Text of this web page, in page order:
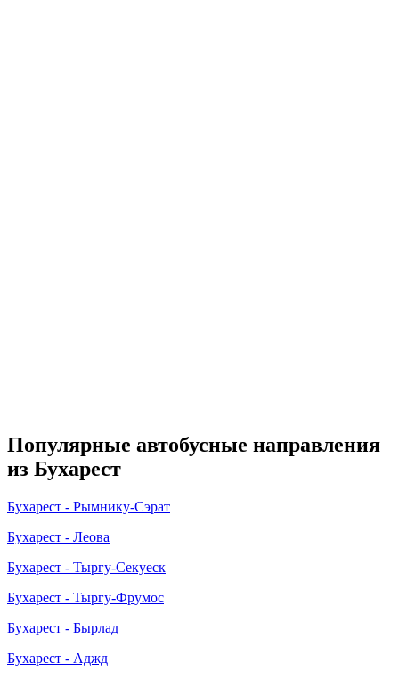
Популярные автобусные направления
из Бухарест
Бухарест - Рымнику-Сэрат
Бухарест - Леова
Бухарест - Тыргу-Секуеск
Бухарест - Тыргу-Фрумос
Бухарест - Бырлад
Бухарест - Аджд